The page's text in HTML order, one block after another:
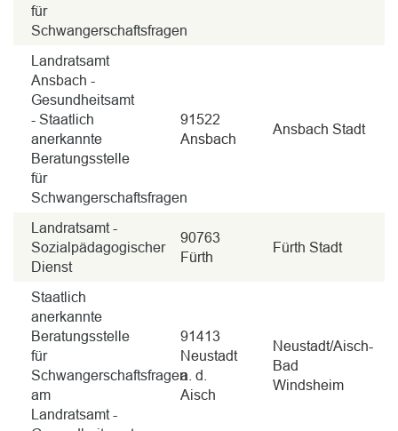
für
Schwangerschaftsfragen
Landratsamt
Ansbach -
Gesundheitsamt
- Staatlich
anerkannte
Beratungsstelle
für
Schwangerschaftsfragen
91522
Ansbach
Ansbach Stadt
Landratsamt -
Sozialpädagogischer
Dienst
90763
Fürth
Fürth Stadt
Staatlich
anerkannte
Beratungsstelle
für
Schwangerschaftsfragen
am
Landratsamt -
91413
Neustadt
a. d.
Aisch
Neustadt/Aisch-
Bad
Windsheim